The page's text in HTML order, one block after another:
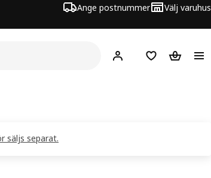
Ange postnummer Välj varuhus
Hej! Logga inInköpslistaVarukorg
säljs separat.